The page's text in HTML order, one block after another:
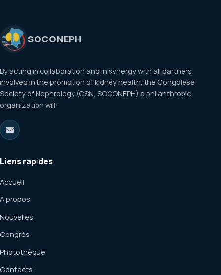
SOCONEPH
By acting in collaboration and in synergy with all partners
involved in the promotion of kidney health, the Congolese
Society of Nephrology (CSN, SOCONEPH) a philanthropic
organization will:
Liens rapides
Accueil
A propos
Nouvelles
Congrès
Photothèque
Contacts